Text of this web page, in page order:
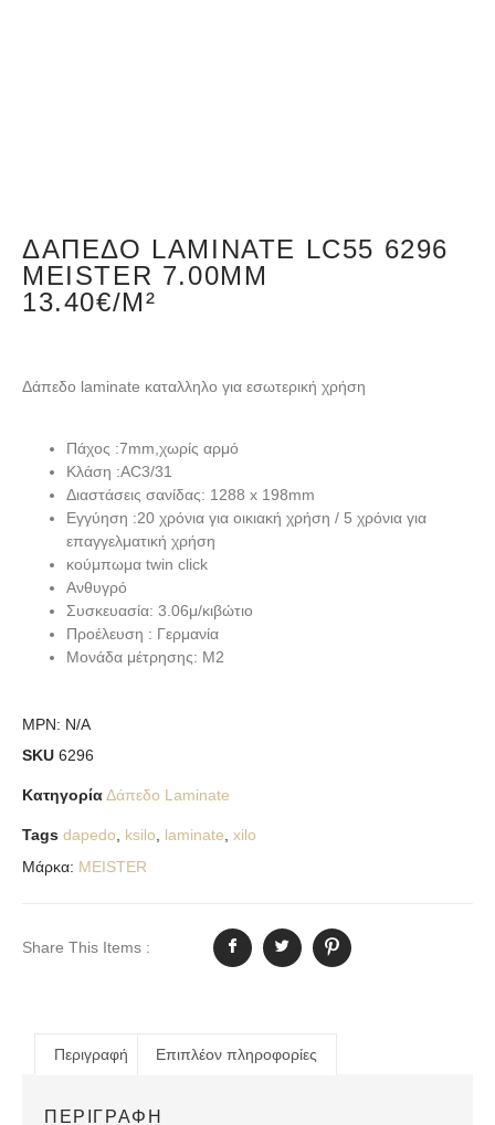
ΔΆΠΕΔΟ LAMINATE LC55 6296
MEISTER 7.00MM
13.40€/M²
Δάπεδο laminate καταλληλο για εσωτερική χρήση
Πάχος :7mm,χωρίς αρμό
Κλάση :AC3/31
Διαστάσεις σανίδας: 1288 x 198mm
Εγγύηση :20 χρόνια για οικιακή χρήση / 5 χρόνια για
επαγγελματική χρήση
κούμπωμα twin click
Ανθυγρό
Συσκευασία: 3.06μ/κιβώτιο
Προέλευση : Γερμανία
Μονάδα μέτρησης: Μ2
MPN: N/A
SKU 6296
ΚατηγορίαΔάπεδο Laminate
Tags dapedo, ksilo, laminate, xilo
Μάρκα: MEISTER
Share This Items :
Περιγραφή Επιπλέον πληροφορίες
ΠΕΡΙΓΡΑΦΉ